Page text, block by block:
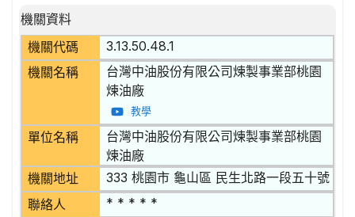
招標公告詳細內容
機關資料
機關代碼
3.13.50.48.1
機關名稱
台灣中油股份有限公司煉製事業部桃園
煉油廠
教學
單位名稱
台灣中油股份有限公司煉製事業部桃園
煉油廠
機關地址 333 桃園市 龜山區 民生北路一段五十號
聯絡人 * * * * *